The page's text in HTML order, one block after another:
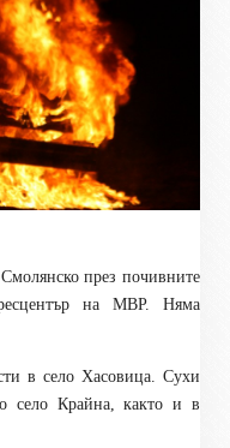
през почивните
на МВР. Няма
в село Хасовица. Сухи
село Крайна, както и в